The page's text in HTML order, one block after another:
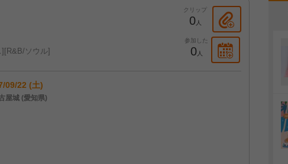
クリップ
0人
参加した
0人
R&B/ソウル
09/22 (土)
屋城 (愛知県)